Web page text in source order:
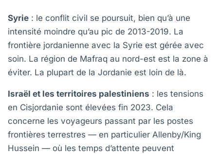
Syrie : le conflit civil se poursuit, bien qu’à une
intensité moindre qu’au pic de 2013-2019. La
frontière jordanienne avec la Syrie est gérée avec
soin. La région de Mafraq au nord-est est la zone à
éviter. La plupart de la Jordanie est loin de là.
Israël et les territoires palestiniens : les tensions
en Cisjordanie sont élevées fin 2023. Cela
concerne les voyageurs passant par les postes
frontières terrestres — en particulier Allenby/King
Hussein — où les temps d’attente peuvent